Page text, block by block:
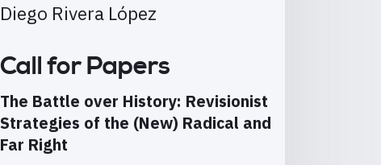
Diego Rivera López
Call for Papers
The Battle over History: Revisionist
Strategies of the (New) Radical and
Far Right